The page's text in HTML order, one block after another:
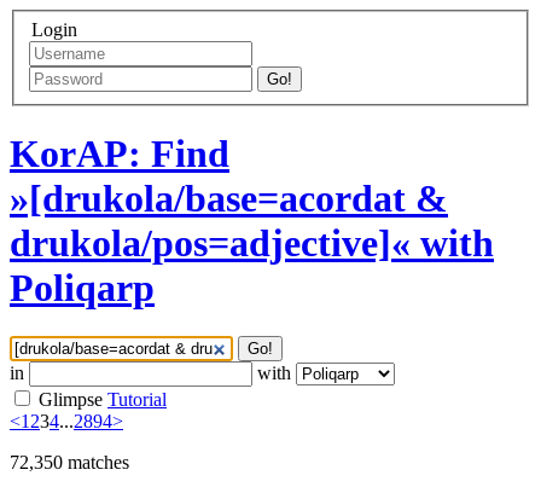
Login
Go!
KorAP: Find
»[drukola/base=acordat &
drukola/pos=adjective]« with
Poliqarp
Go!
in
with
Glimpse Tutorial
<1234...2894>
72,350 matches